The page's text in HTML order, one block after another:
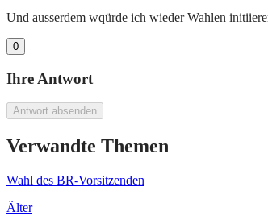
Und ausserdem wqürde ich wieder Wahlen
0
Ihre Antwort
Antwort absenden
Verwandte Themen
Wahl des BR-Vorsitzenden
Älter